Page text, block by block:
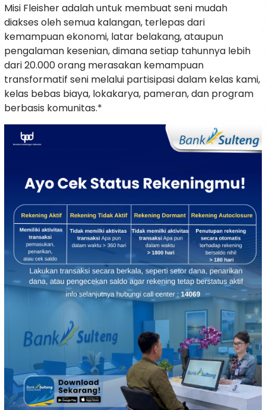
Misi Fleisher adalah untuk membuat seni mudah
diakses oleh semua kalangan, terlepas dari
kemampuan ekonomi, latar belakang, ataupun
pengalaman kesenian, dimana setiap tahunnya lebih
dari 20.000 orang merasakan kemampuan
transformatif seni melalui partisipasi dalam kelas kami,
kelas bebas biaya, lokakarya, pameran, dan program
berbasis komunitas.*